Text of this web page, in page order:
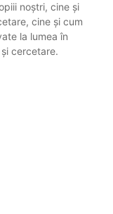
noștri, cine și
cine și cum
la lumea în
cercetare.